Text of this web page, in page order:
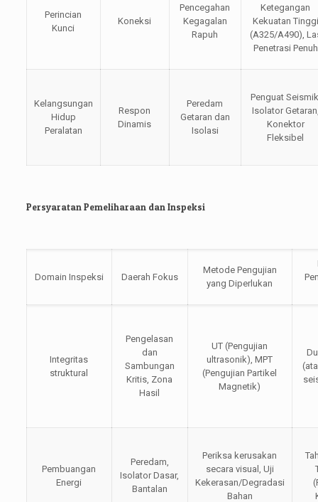
Perincian
Kunci
Koneksi
Pencegahan
Kegagalan
Rapuh
Ketegangan
Kekuatan Tinggi
(A325/A490),
Penetrasi Penuh
Kelangsungan
Hidup
Peralatan
Respon
Dinamis
Peredam
Getaran dan
Isolasi
Penguat
Isolator
Konektor
Fleksibel
Persyaratan Pemeliharaan dan Inspeksi
Domain Inspeksi Daerah Fokus
Metode Pengujian
yang Diperlukan
Integritas
struktural
Pengelasan
dan
Sambungan
Kritis, Zona
Hasil
UT (Pengujian
ultrasonik), MPT
(Pengujian Partikel
Magnetik)
Pembuangan
Energi
Peredam,
Isolator Dasar,
Bantalan
Periksa kerusakan
secara visual, Uji
Kekerasan/Degradasi
Bahan